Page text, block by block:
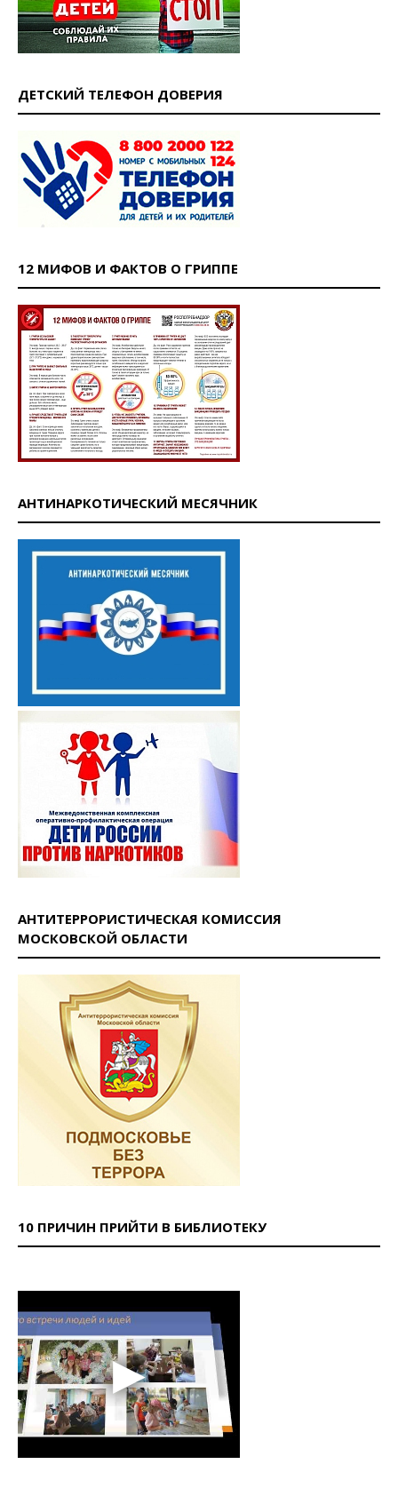
ДЕТСКИЙ ТЕЛЕФОН ДОВЕРИЯ
12 МИФОВ И ФАКТОВ О ГРИППЕ
АНТИНАРКОТИЧЕСКИЙ МЕСЯЧНИК
АНТИТЕРРОРИСТИЧЕСКАЯ КОМИССИЯ
МОСКОВСКОЙ ОБЛАСТИ
10 ПРИЧИН ПРИЙТИ В БИБЛИОТЕКУ